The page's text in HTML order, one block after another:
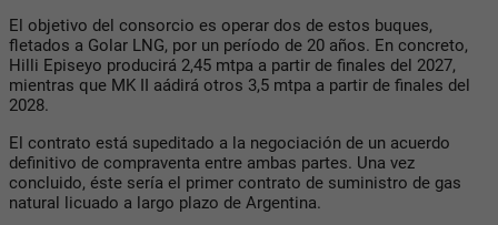
El objetivo del consorcio es operar dos de estos buques,
fletados a Golar LNG, por un período de 20 años. En concreto,
Hilli Episeyo producirá 2,45 mtpa a partir de finales del 2027,
mientras que MK II aádirá otros 3,5 mtpa a partir de finales del
2028.
El contrato está supeditado a la negociación de un acuerdo
definitivo de compraventa entre ambas partes. Una vez
concluido, éste sería el primer contrato de suministro de gas
natural licuado a largo plazo de Argentina.